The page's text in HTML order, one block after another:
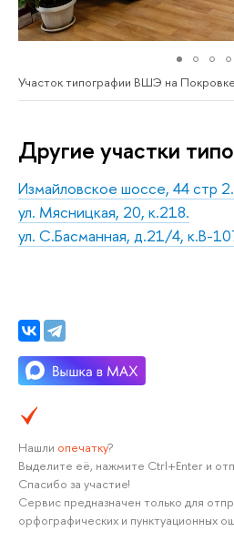
Участок типографии ВШЭ на Покровке
Другие участки
Измайловское шоссе, 44 стр 2.
ул. Мясницкая, 20, к.218.
ул. С.Басманная, д.21/4, к.В-
Нашли опечатку?
Выделите её, нажмите Ctrl+Enter и
Спасибо за участие!
Сервис предназначен только для
орфографических и пунктуационных